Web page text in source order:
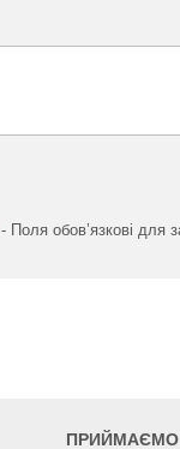
- Поля обов’язкові для